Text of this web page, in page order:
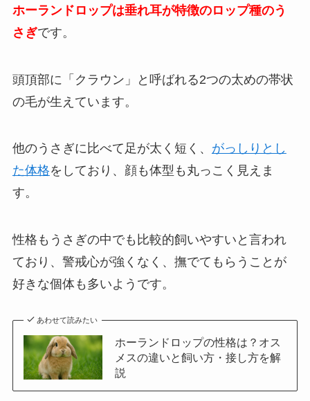
ホーランドロップは垂れ耳が特徴のロップ種のう
さぎです。
頭頂部に「クラウン」と呼ばれる2つの太めの帯状
の毛が生えています。
他のうさぎに比べて足が太く短く、 がっしりとし
た体格をしており、顔も体型も丸っこく見えま
す。
性格もうさぎの中でも比較的飼いやすいと言われ
ており、警戒心が強くなく、撫でてもらうことが
好きな個体も多いようです。
あわせて読みたい
ホーランドロップの性格は？オス
メスの違いと飼い方・接し方を解
説